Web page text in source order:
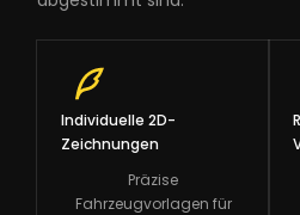
Individuelle 2D-
Zeichnungen
Präzise
Fahrzeugvorlagen für